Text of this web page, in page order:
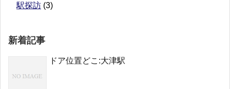
駅探訪 (3)
新着記事
ドア位置どこ:大津駅